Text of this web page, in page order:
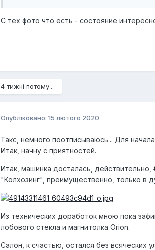
С тех фото что есть - состояние
4 тижні потому...
Опубліковано: 15 лютого 2020
Такс, немного поотписываюсь... Для
Итак, начну с приятностей.
Итак, машинка досталась, действительно,
"Колхозинг", преимущественно, только в
Из технических доработок мною пока
лобового стекла и магнитолка Orion.
Салон, к счастью, остался без всяческих